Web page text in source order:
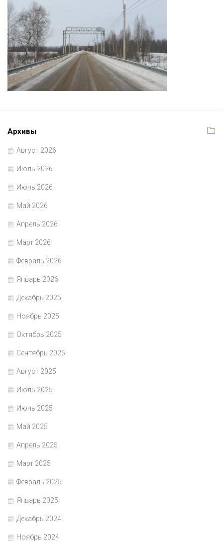
Архивы
Август 2026
Июль 2026
Июнь 2026
Май 2026
Апрель 2026
Март 2026
Февраль 2026
Январь 2026
Декабрь 2025
Ноябрь 2025
Октябрь 2025
Сентябрь 2025
Август 2025
Июль 2025
Июнь 2025
Май 2025
Апрель 2025
Март 2025
Февраль 2025
Январь 2025
Декабрь 2024
Ноябрь 2024